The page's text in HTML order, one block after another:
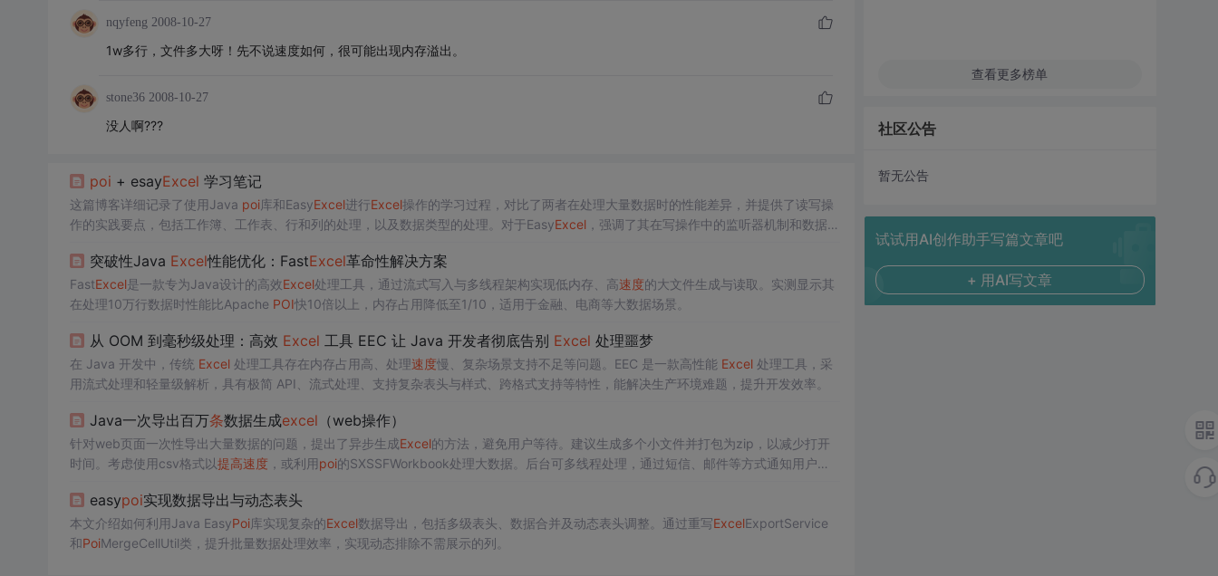
nqyfeng 2008-10-27
1w多行，文件多大呀！先不说速度如何，很可能出现内存溢出。
stone36 2008-10-27
没人啊???
poi + esayExcel 学习笔记
这篇博客详细记录了使用Java poi库和EasyExcel进行Excel操作的学习过程，对比了两者在处理大量数据时的性能差异，并提供了读写操
作的实践要点，包括工作簿、工作表、行和列的处理，以及数据类型的处理。对于EasyExcel，强调了其在写操作中的监听器机制和数据持
突破性Java Excel性能优化：FastExcel革命性解决方案
FastExcel是一款专为Java设计的高效Excel处理工具，通过流式写入与多线程架构实现低内存、高速度的大文件生成与读取。实测显示其
在处理10万行数据时性能比Apache POI快10倍以上，内存占用降低至1/10，适用于金融、电商等大数据场景。
从 OOM 到毫秒级处理：高效 Excel 工具 EEC 让 Java 开发者彻底告别 Excel 处理噩梦
在 Java 开发中，传统 Excel处理工具存在内存占用高、处理速度慢、复杂场景支持不足等问题。EEC 是一款高性能 Excel处理工具，采
用流式处理和轻量级解析，具有极简 API、流式处理、支持复杂表头与样式、跨格式支持等特性，能解决生产环境难题，提升开发效率。
Java一次导出百万条数据生成excel （web操作）
针对web页面一次性导出大量数据的问题，提出了异步生成Excel的方法，避免用户等待。建议生成多个小文件并打包为zip，以减少打开
时间。考虑使用csv格式以提高速度 ，或利用poi的SXSSFWorkbook处理大数据。后台可多线程处理，通过短信、邮件等方式通知用户完
easypoi实现数据导出与动态表头
本文介绍如何利用Java EasyPoi库实现复杂的Excel数据导出，包括多级表头、数据合并及动态表头调整。通过重写ExcelExportService
和PoiMergeCellUtil类，提升批量数据处理效率，实现动态排除不需展示的列。
查看更多榜单
社区公告
暂无公告
试试用AI创作助手写篇文章吧
+ 用AI写文章